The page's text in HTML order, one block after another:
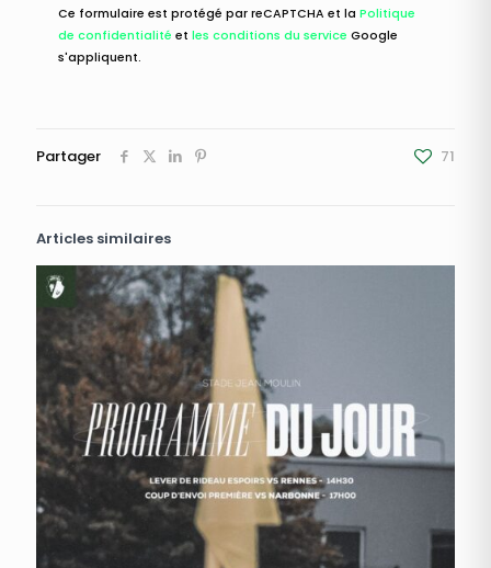
Ce formulaire est protégé par reCAPTCHA et la Politique
de confidentialité et les conditions du service Google
s'appliquent.
Partager 71
Articles similaires